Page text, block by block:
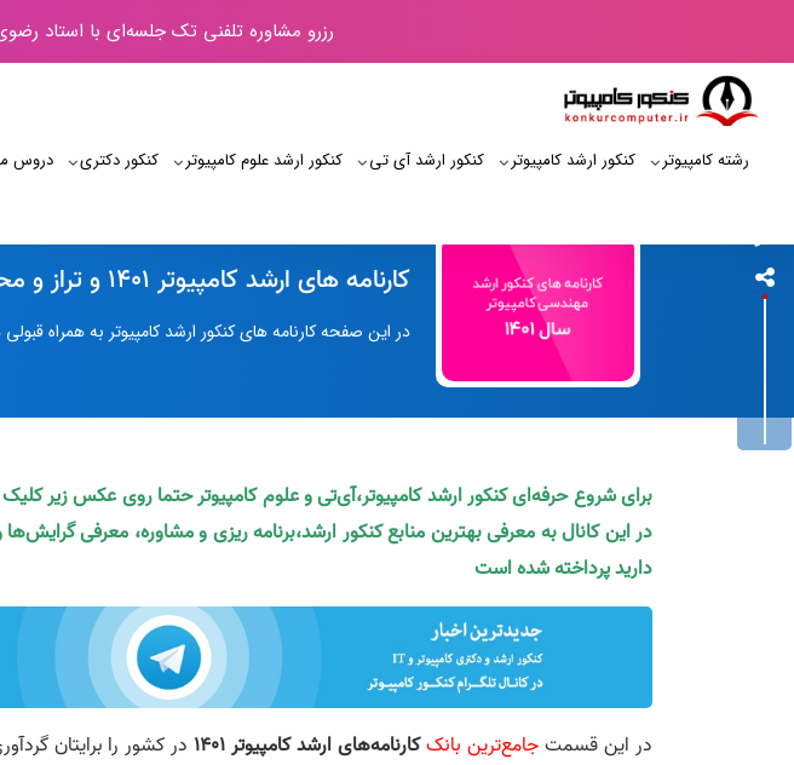
رزرو مشاوره تلفنی تک جلسه‌ای با استاد
رشته کامپیوتر کنکور ارشد کامپیوتر کنکور ارشد آی‌ تی کنکور ارشد علوم کامپیوتر کنکور دکتری دروس
کارنامه های ارشد کامپیوتر 1401 و تراز و محل قبولی هر کدام
در این صفحه کارنامه های کنکور ارشد کامپیوتر به همراه
برای شروع حرفه‌ای کنکور ارشد کامپیوتر،آی‌تی و علوم کامپیوتر حتما روی عکس زیر کلیک
در این کانال به معرفی بهترین منابع کنکور ارشد،برنامه ریزی و مشاوره، معرفی
دارید پرداخته شده است
در این قسمتجامع‌ترین بانککارنامه‌های ارشد کامپیوتر 1401 در کشور را برایتان